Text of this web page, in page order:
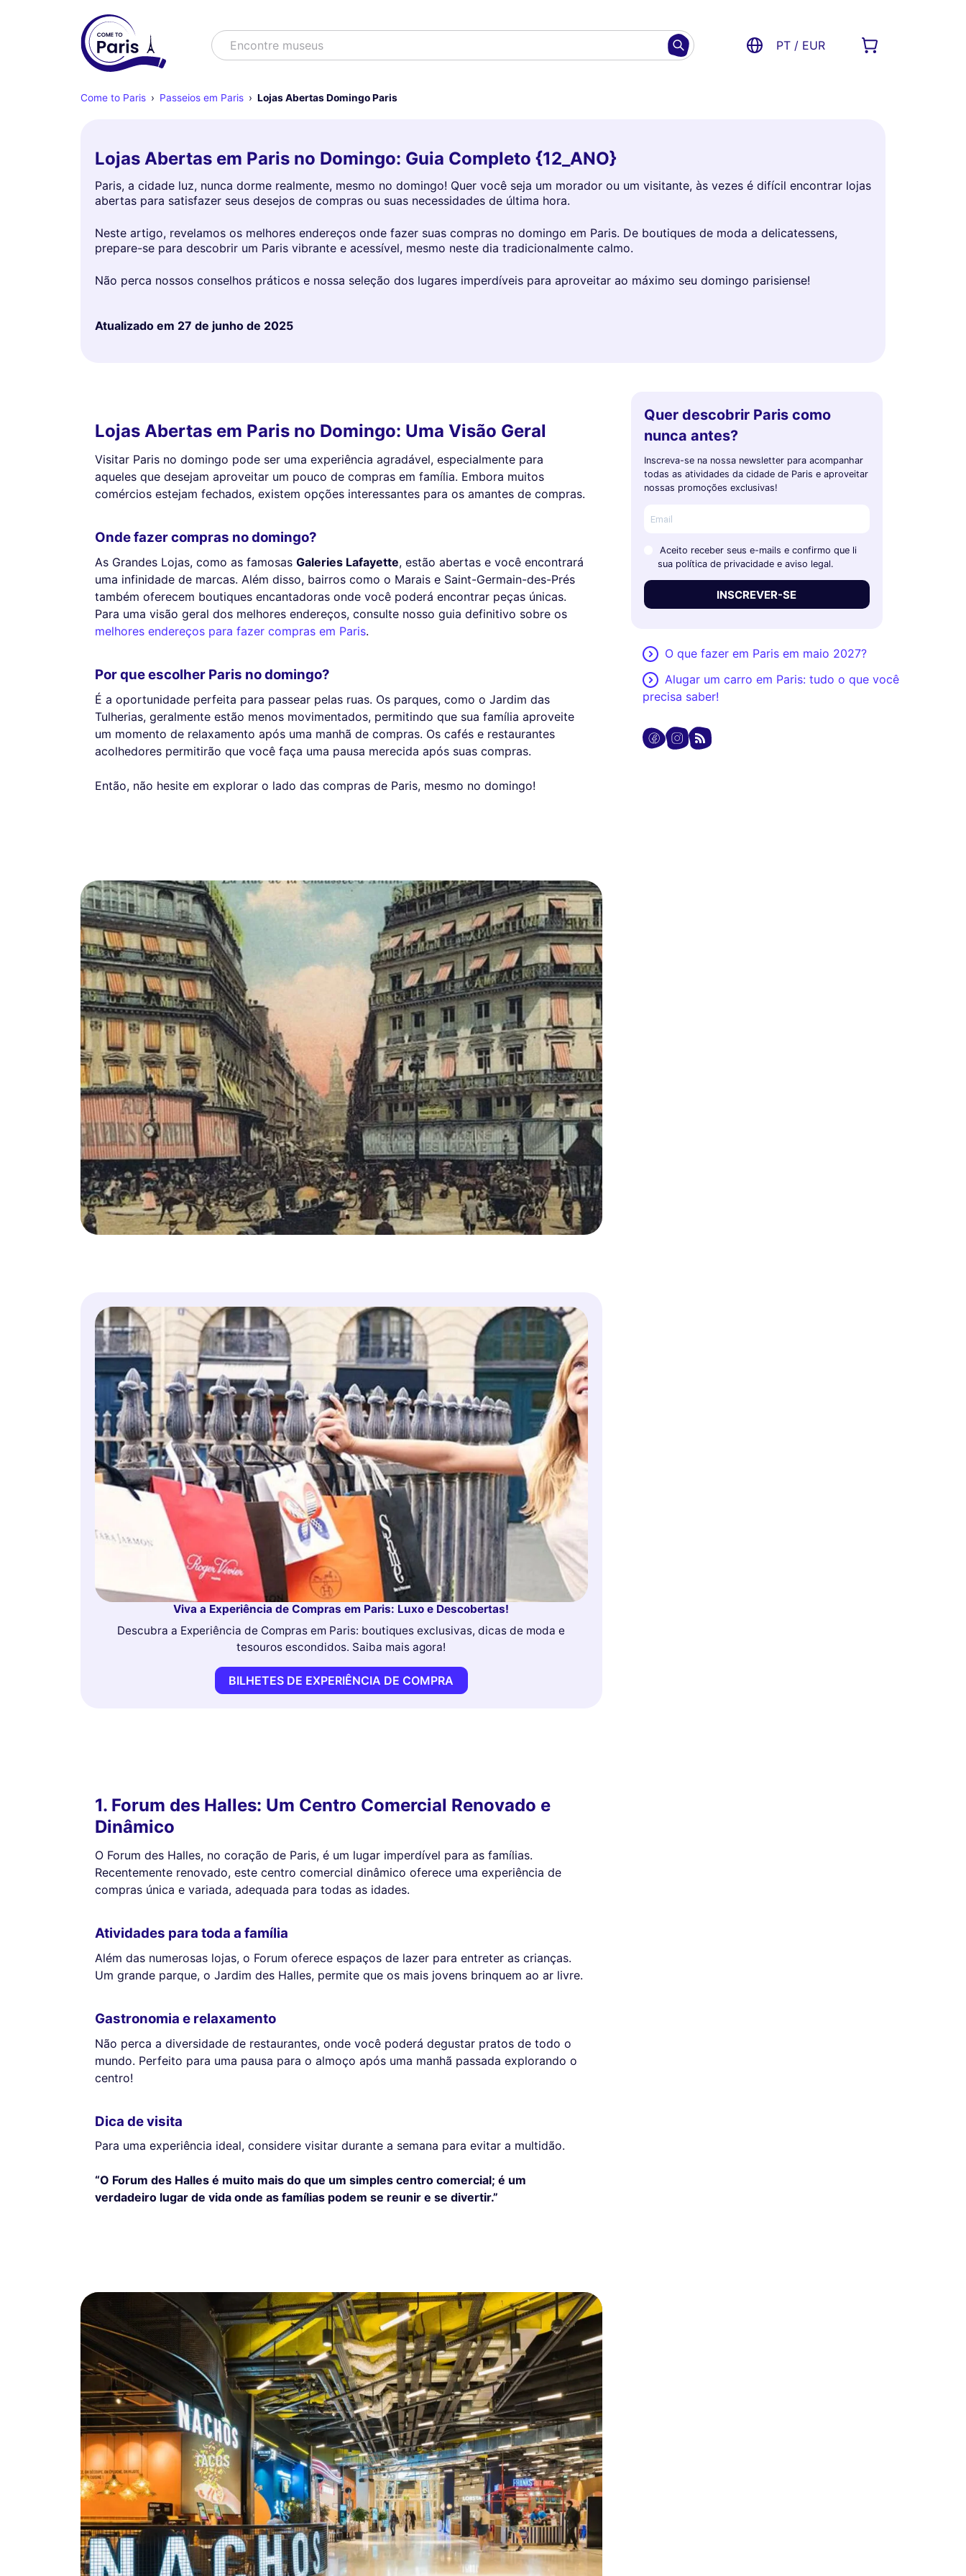
BuscarEncontre m PT / EUR
Come to Paris Passeios em Paris Lojas Abertas Domingo Paris
Lojas Abertas em Paris no Domingo: Guia Completo {12_ANO}
Paris, a cidade luz, nunca dorme realmente, mesmo no domingo! Quer você seja um morador ou um visitante, às vezes é difícil encontrar lojas
abertas para satisfazer seus desejos de compras ou suas necessidades de última hora.
Neste artigo, revelamos os melhores endereços onde fazer suas compras no domingo em Paris. De boutiques de moda a delicatessens,
prepare-se para descobrir um Paris vibrante e acessível, mesmo neste dia tradicionalmente calmo.
Não perca nossos conselhos práticos e nossa seleção dos lugares imperdíveis para aproveitar ao máximo seu domingo parisiense!
Atualizado em 27 de junho de 2025
Lojas Abertas em Paris no Domingo: Uma Visão Geral
Visitar Paris no domingo pode ser uma experiência agradável, especialmente para
aqueles que desejam aproveitar um pouco de compras em família. Embora muitos
comércios estejam fechados, existem opções interessantes para os amantes de compras.
Onde fazer compras no domingo?
As Grandes Lojas, como as famosas Galeries Lafayette, estão abertas e você encontrará
uma infinidade de marcas. Além disso, bairros como o Marais e Saint-Germain-des-Prés
também oferecem boutiques encantadoras onde você poderá encontrar peças únicas.
Para uma visão geral dos melhores endereços, consulte nosso guia definitivo sobre os
melhores endereços para fazer compras em Paris.
Por que escolher Paris no domingo?
É a oportunidade perfeita para passear pelas ruas. Os parques, como o Jardim das
Tulherias, geralmente estão menos movimentados, permitindo que sua família aproveite
um momento de relaxamento após uma manhã de compras. Os cafés e restaurantes
acolhedores permitirão que você faça uma pausa merecida após suas compras.
Então, não hesite em explorar o lado das compras de Paris, mesmo no domingo!
Viva a Experiência de Compras em Paris: Luxo e Descobertas!
Descubra a Experiência de Compras em Paris: boutiques exclusivas, dicas de moda e
tesouros escondidos. Saiba mais agora!
BILHETES DE EXPERIÊNCIA DE COMPRA
1. Forum des Halles: Um Centro Comercial Renovado e
Dinâmico
O Forum des Halles, no coração de Paris, é um lugar imperdível para as famílias.
Recentemente renovado, este centro comercial dinâmico oferece uma experiência de
compras única e variada, adequada para todas as idades.
Atividades para toda a família
Além das numerosas lojas, o Forum oferece espaços de lazer para entreter as crianças.
Um grande parque, o Jardim des Halles, permite que os mais jovens brinquem ao ar livre.
Gastronomia e relaxamento
Não perca a diversidade de restaurantes, onde você poderá degustar pratos de todo o
mundo. Perfeito para uma pausa para o almoço após uma manhã passada explorando o
centro!
Dica de visita
Para uma experiência ideal, considere visitar durante a semana para evitar a multidão.
“O Forum des Halles é muito mais do que um simples centro comercial; é um
verdadeiro lugar de vida onde as famílias podem se reunir e se divertir.”
Quer descobrir Paris como
nunca antes?
Inscreva-se na nossa newsletter para acompanhar
todas as atividades da cidade de Paris e aproveitar
nossas promoções exclusivas!
Aceito receber seus e-mails e confirmo que li
sua política de privacidade e aviso legal.
INSCREVER-SE
O que fazer em Paris em maio 2027?
Alugar um carro em Paris: tudo o que você
precisa saber!